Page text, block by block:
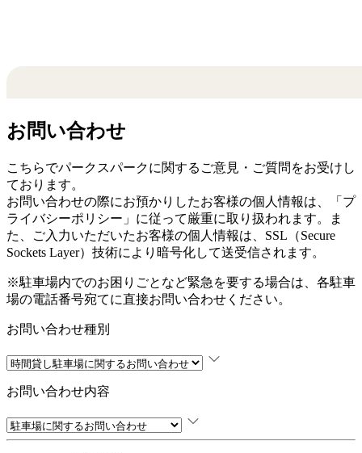
お問い合わせ
こちらでパークスパークに関するご意見・ご質問をお受けし
ております。
お問い合わせの際にお預かりしたお客様の個人情報は、「 プ
ライバシーポリシー 」に従って厳重に取り扱われます。ま
た、ご入力いただいたお客様の個人情報は、SSL（Secure
Sockets Layer）技術により暗号化して送受信されます。
※駐車場内でのお困りごとなど緊急を要する場合は、各駐車
場の電話番号宛てに直接お問い合わせください。
お問い合わせ種別
お問い合わせ内容